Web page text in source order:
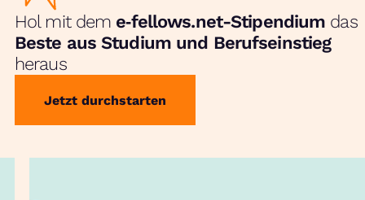
Hol mit dem e‑fellows.net-Stipendium das
Beste aus Studium und Berufseinstieg
heraus
Jetzt durchstarten